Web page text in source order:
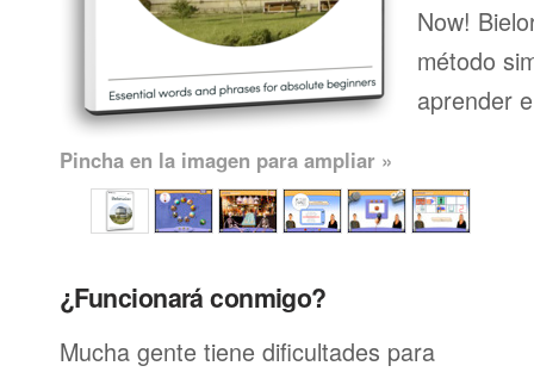
Now!
método
aprender
Pincha en la imagen para ampliar »
¿Funcionará conmigo?
Mucha gente tiene dificultades para